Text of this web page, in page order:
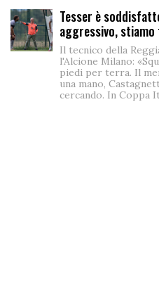
Tesser è
aggressivo, stiamo
Il tecnico della
l'Alcione Milano:
piedi per terra. Il
una mano,
cercando. In Coppa